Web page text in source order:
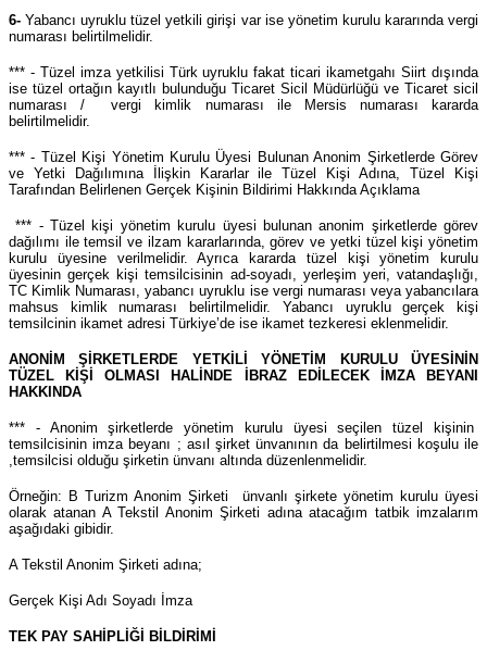
6- Yabancı uyruklu tüzel yetkili girişi var ise yönetim kurulu kararında vergi
numarası belirtilmelidir.
*** - Tüzel imza yetkilisi Türk uyruklu fakat ticari ikametgahı Siirt dışında
ise tüzel ortağın kayıtlı bulunduğu Ticaret Sicil Müdürlüğü ve Ticaret sicil
numarası / vergi kimlik numarası ile Mersis numarası kararda
belirtilmelidir.
*** - Tüzel Kişi Yönetim Kurulu Üyesi Bulunan Anonim Şirketlerde Görev
ve Yetki Dağılımına İlişkin Kararlar ile Tüzel Kişi Adına, Tüzel Kişi
Tarafından Belirlenen Gerçek Kişinin Bildirimi Hakkında Açıklama
*** - Tüzel kişi yönetim kurulu üyesi bulunan anonim şirketlerde görev
dağılımı ile temsil ve ilzam kararlarında, görev ve yetki tüzel kişi yönetim
kurulu üyesine verilmelidir. Ayrıca kararda tüzel kişi yönetim kurulu
üyesinin gerçek kişi temsilcisinin ad-soyadı, yerleşim yeri, vatandaşlığı,
TC Kimlik Numarası, yabancı uyruklu ise vergi numarası veya yabancılara
mahsus kimlik numarası belirtilmelidir. Yabancı uyruklu gerçek kişi
temsilcinin ikamet adresi Türkiye’de ise ikamet tezkeresi eklenmelidir.
ANONİM ŞİRKETLERDE YETKİLİ YÖNETİM KURULU ÜYESİNİN
TÜZEL KİŞİ OLMASI HALİNDE İBRAZ EDİLECEK İMZA BEYANI
HAKKINDA
*** - Anonim şirketlerde yönetim kurulu üyesi seçilen tüzel kişinin
temsilcisinin imza beyanı ; asıl şirket ünvanının da belirtilmesi koşulu ile
,temsilcisi olduğu şirketin ünvanı altında düzenlenmelidir.
Örneğin: B Turizm Anonim Şirketi ünvanlı şirkete yönetim kurulu üyesi
olarak atanan A Tekstil Anonim Şirketi adına atacağım tatbik imzalarım
aşağıdaki gibidir.
A Tekstil Anonim Şirketi adına;
Gerçek Kişi Adı Soyadı İmza
TEK PAY SAHİPLİĞİ BİLDİRİMİ